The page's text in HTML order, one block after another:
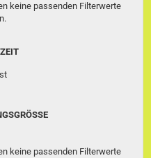
keine passenden Filterwerte
keine passenden Filterwerte